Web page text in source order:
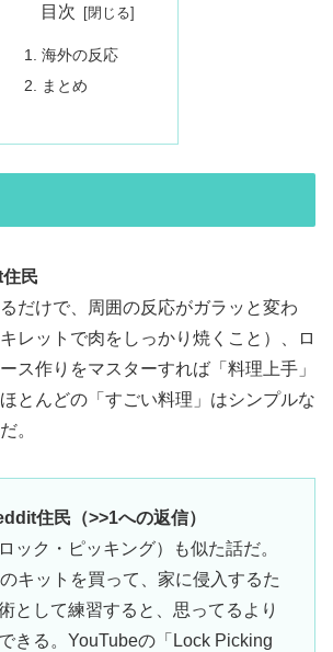
目次
海外の反応
まとめ
民
だけで、周囲の反応がガラッと変わ
レットで肉をしっかり焼くこと）、ロ
ス作りをマスターすれば「料理上手」
とんどの「すごい料理」はシンプルな
。
住民（>>1への返信）
ック・ピッキング）も似た話だ。
キットを買って、家に侵入するた
として練習すると、思ってるより
きる。YouTubeの「Lock Picking